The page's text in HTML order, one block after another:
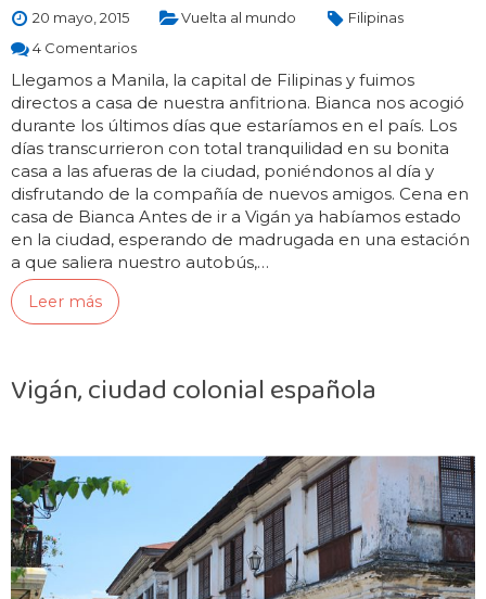
20 mayo, 2015 Vuelta al mundo
Filipinas
4 Comentarios
Llegamos a Manila, la capital de Filipinas y fuimos
directos a casa de nuestra anfitriona. Bianca nos acogió
durante los últimos días que estaríamos en el país. Los
días transcurrieron con total tranquilidad en su bonita
casa a las afueras de la ciudad, poniéndonos al día y
disfrutando de la compañía de nuevos amigos. Cena en
casa de Bianca Antes de ir a Vigán ya habíamos estado
en la ciudad, esperando de madrugada en una estación
a que saliera nuestro autobús,…
Leer más
Vigán, ciudad colonial española